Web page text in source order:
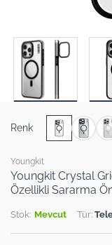
Youngkit
Youngkit Crystal
Özellikli Sararma
Stok: Mevcut Tür:
Renk